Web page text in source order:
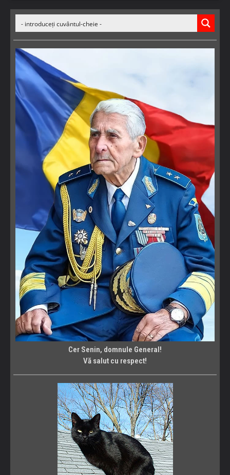
Cer Senin, domnule General!
Vă salut cu respect!